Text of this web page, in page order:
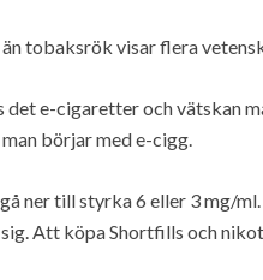
tobaksrök visar flera
e-cigaretter och vätskan
börjar med e-cigg.
ner till styrka 6 eller 3 mg/
Att köpa Shortfills och